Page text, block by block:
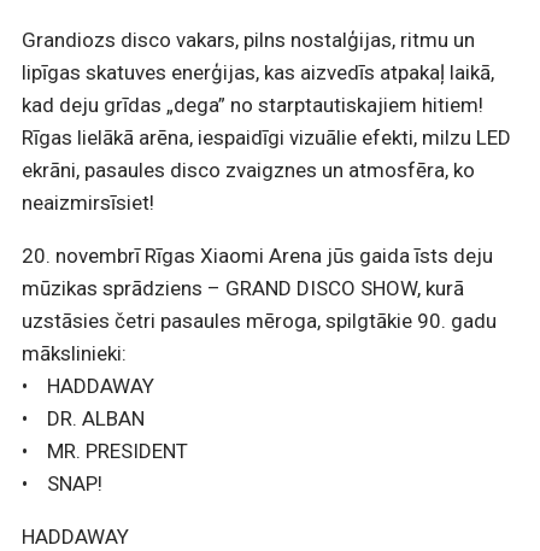
Grandiozs disco vakars, pilns nostalģijas, ritmu un
lipīgas skatuves enerģijas, kas aizvedīs atpakaļ laikā,
kad deju grīdas „dega” no starptautiskajiem hitiem!
Rīgas lielākā arēna, iespaidīgi vizuālie efekti, milzu LED
ekrāni, pasaules disco zvaigznes un atmosfēra, ko
neaizmirsīsiet!
20. novembrī Rīgas Xiaomi Arena jūs gaida īsts deju
mūzikas sprādziens – GRAND DISCO SHOW, kurā
uzstāsies četri pasaules mēroga, spilgtākie 90. gadu
mākslinieki:
• HADDAWAY
• DR. ALBAN
• MR. PRESIDENT
• SNAP!
HADDAWAY